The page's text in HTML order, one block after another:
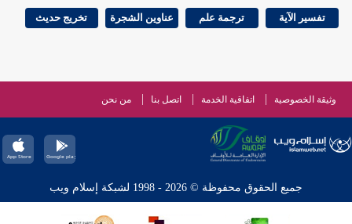
تفسير الآية ترجمة علم عناوين الشجرة تخريج حديث
وثيقة الخصوصية اتفاقية الخدمة اتصل بنا من نحن
جميع الحقوق محفوظة © 2026 - 1998 لشبكة إسلام ويب